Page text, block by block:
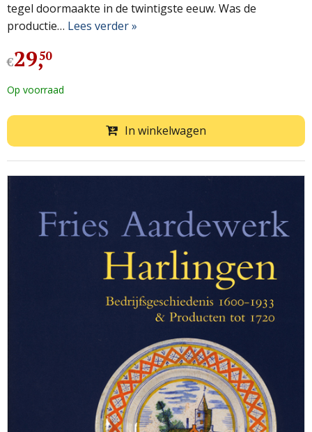
tegel doormaakte in de twintigste eeuw. Was de
productie… Lees verder »
€29,
50
Op voorraad
In winkelwagen